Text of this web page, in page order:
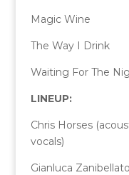
Magic Wine
The Way I Drink
Waiting For The
LINEUP:
Chris Horses
vocals)
Gianluca